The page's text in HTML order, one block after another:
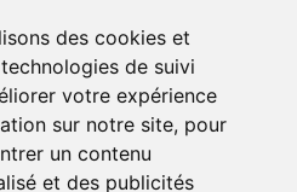
des cookies et
de suivi
votre expérience
sur notre site, pour
un contenu
et des publicités
Mode de livraison